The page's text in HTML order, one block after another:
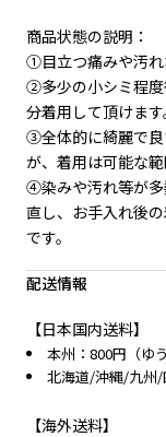
商品状態の説明：
①目立つ痛みや汚れ
②多少の小シミ程度
分着用して頂けます
③全体的に綺麗で良
が、着用は可能な範
④染みや汚れ等が多
直し、お手入れ後
です。
配送情報
【日本国内送料】
本州：800円（ゆ
北海道/沖縄/九州
【海外送料】